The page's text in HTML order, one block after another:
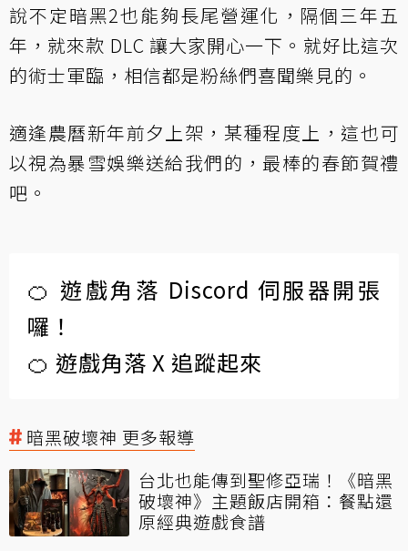
說不定暗黑2也能夠長尾營運化，隔個三年五
年，就來款 DLC 讓大家開心一下。就好比這次
的術士軍臨，相信都是粉絲們喜聞樂見的。
適逢農曆新年前夕上架，某種程度上，這也可
以視為暴雪娛樂送給我們的，最棒的春節賀禮
吧。
🍊 遊戲角落 Discord 伺服器開張
囉！
🍊 遊戲角落 X 追蹤起來
暗黑破壞神 更多報導
台北也能傳到聖修亞瑞！《暗黑
破壞神》主題飯店開箱：餐點還
原經典遊戲食譜